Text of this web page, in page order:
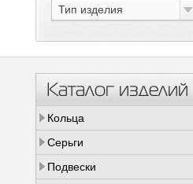
Тип изделия
Каталог изделий
Кольца
Серьги
Подвески